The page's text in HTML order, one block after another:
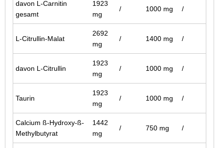
davon L-Carnitin
gesamt
1923
mg
/ 1000 mg /
L-Citrullin-Malat
2692
mg
/ 1400 mg /
davon L-Citrullin
1923
mg
/ 1000 mg /
Taurin
1923
mg
/ 1000 mg /
Calcium ß-Hydroxy-ß-
Methylbutyrat
1442
mg
/ 750 mg /